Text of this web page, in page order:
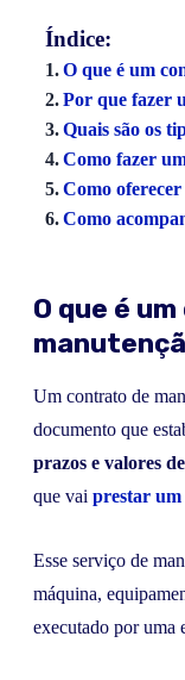
Índice:
O que é um
Por que fazer
Quais são os
Como fazer
Como
Como
O que é
Um contrato de
documento que
prazos e valores
que vai prestar um
Esse serviço de
máquina,
executado por uma